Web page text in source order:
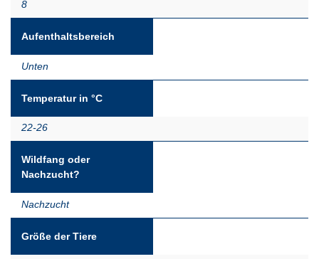
8
Aufenthaltsbereich
Unten
Temperatur in °C
22-26
Wildfang oder
Nachzucht?
Nachzucht
Größe der Tiere